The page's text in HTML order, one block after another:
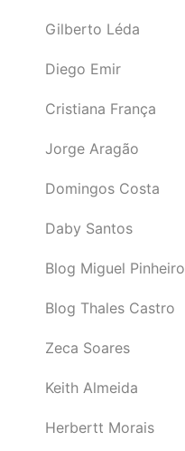
Gilberto Léda
Diego Emir
Cristiana França
Jorge Aragão
Domingos Costa
Daby Santos
Blog Miguel Pinheiro
Blog Thales Castro
Zeca Soares
Keith Almeida
Herbertt Morais